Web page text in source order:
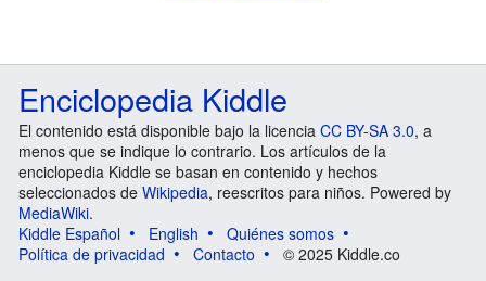
Enciclopedia Kiddle
El contenido está disponible bajo la licencia CC BY-SA 3.0, a
menos que se indique lo contrario. Los artículos de la
enciclopedia Kiddle se basan en contenido y hechos
seleccionados de Wikipedia, reescritos para niños. Powered by
MediaWiki.
Kiddle Español
English
Quiénes somos
Política de privacidad
Contacto © 2025 Kiddle.co